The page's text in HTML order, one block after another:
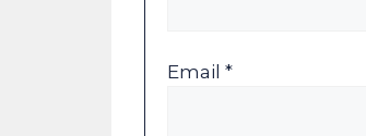
Email *